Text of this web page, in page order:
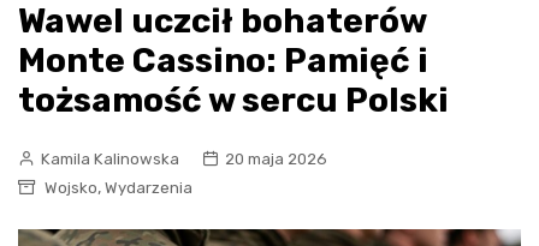
Wawel uczcił bohaterów
Monte Cassino: Pamięć i
tożsamość w sercu Polski
Kamila Kalinowska
20 maja 2026
Wojsko, Wydarzenia